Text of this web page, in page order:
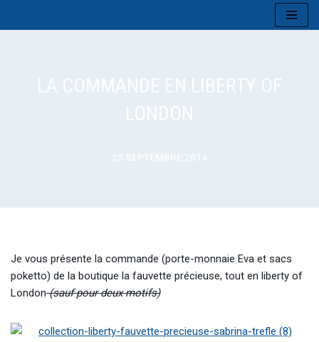
LA COMMANDE EN LIBERTY OF
LONDON
25 SEPTEMBRE 2014
Je vous présente la commande (porte-monnaie Eva et sacs
poketto) de la boutique la fauvette précieuse, tout en liberty of
London(sauf pour deux motifs)